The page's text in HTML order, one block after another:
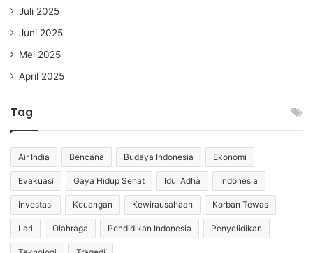
Juli 2025
Juni 2025
Mei 2025
April 2025
Tag
Air India Bencana Budaya Indonesia Ekonomi
Evakuasi Gaya Hidup Sehat Idul Adha Indonesia
Investasi Keuangan Kewirausahaan Korban Tewas
Lari Olahraga Pendidikan Indonesia Penyelidikan